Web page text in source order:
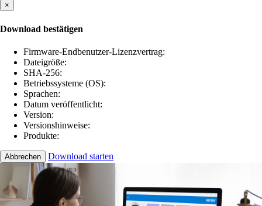
×
Download bestätigen
Firmware-Endbenutzer-Lizenzvertrag:
Dateigröße:
SHA-256:
Betriebssysteme (OS):
Sprachen:
Datum veröffentlicht:
Version:
Versionshinweise:
Produkte:
Abbrechen Download starten